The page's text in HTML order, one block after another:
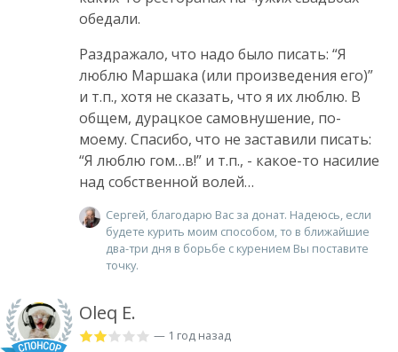
обедали.
Раздражало, что надо было писать: “Я
люблю Маршака (или произведения его)”
и т.п., хотя не сказать, что я их люблю. В
общем, дурацкое самовнушение, по-
моему. Спасибо, что не заставили писать:
“Я люблю гом…в!” и т.п., - какое-то насилие
над собственной волей…
Сергей, благодарю Вас за донат. Надеюсь, если
будете курить моим способом, то в ближайшие
два-три дня в борьбе с курением Вы поставите
точку.
Oleq E.
— 1 год назад